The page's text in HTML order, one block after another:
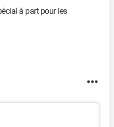
à part pour les